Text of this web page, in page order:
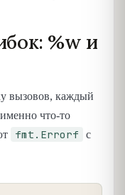
%w и
вызовов, каждый
что-то
fmt.Errorf
с